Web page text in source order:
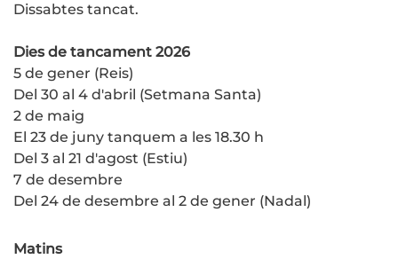
Dissabtes tancat.
Dies de tancament 2026
5 de gener (Reis)
Del 30 al 4 d'abril (Setmana Santa)
2 de maig
El 23 de juny tanquem a les 18.30 h
Del 3 al 21 d'agost (Estiu)
7 de desembre
Del 24 de desembre al 2 de gener (Nadal)
Matins